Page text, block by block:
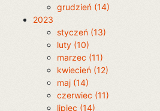
grudzień (14)
2023
styczeń (13)
luty (10)
marzec (11)
kwiecień (12)
maj (14)
czerwiec (11)
lipiec (14)